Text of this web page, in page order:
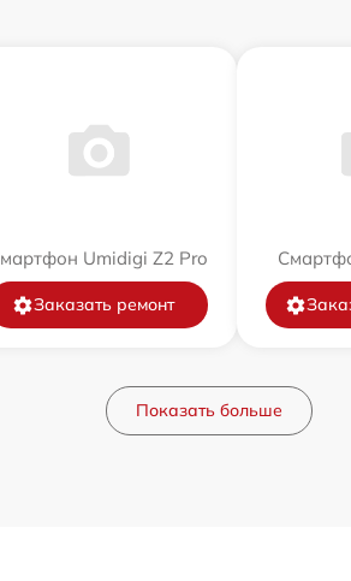
Umidigi Z2 Pro
Заказать ремонт
Показать больше